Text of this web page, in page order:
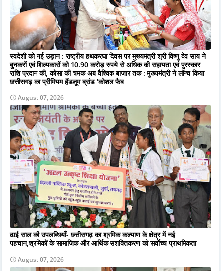
स्वदेशी को नई उड़ान : राष्ट्रीय हथकरघा दिवस पर मुख्यमंत्री श्री विष्णु देव साय ने
बुनकरों एवं शिल्पकारों को 10.90 करोड़ रुपये से अधिक की सहायता एवं पुरस्कार
राशि प्रदान की, कोसा की चमक अब वैश्विक बाजार तक : मुख्यमंत्री ने लॉन्च किया
छत्तीसगढ़ का प्रीमियम हैंडलूम ब्रांड 'कोशल फैब
August 07, 2026
ढाई साल की उपलब्धियाँ- छत्तीसगढ़ का श्रमिक कल्याण के क्षेत्र में नई
पहचान,श्रमिकों के सामाजिक और आर्थिक सशक्तिकरण को सर्वाेच्च प्राथमिकता
August 07, 2026